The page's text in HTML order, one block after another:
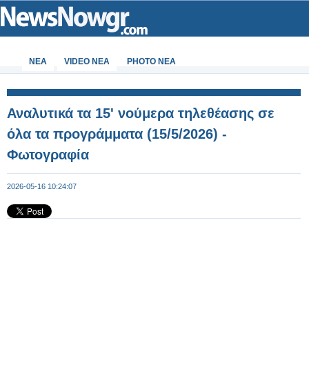
ΝΕΑ VIDEO NEA PHOTO NEA
Αναλυτικά τα 15' νούμερα τηλεθέασης σε
όλα τα προγράμματα (15/5/2026) -
Φωτογραφία
2026-05-16 10:24:07